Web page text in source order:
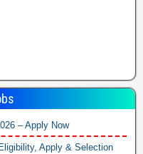
– Apply Now
Apply & Selection